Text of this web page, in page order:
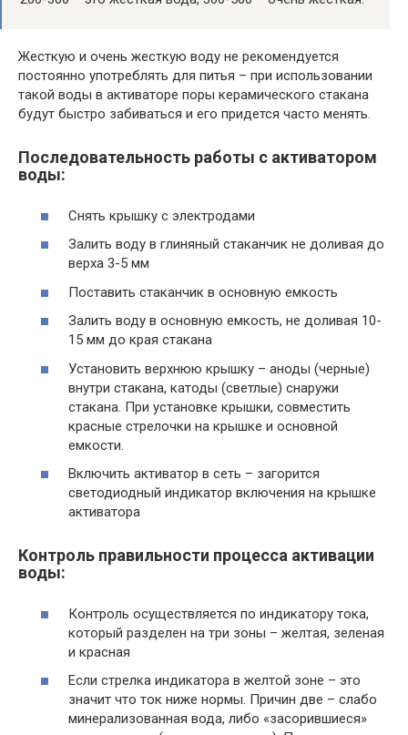
Жесткую и очень жесткую воду не рекомендуется
постоянно употреблять для питья – при использовании
такой воды в активаторе поры керамического стакана
будут быстро забиваться и его придется часто менять.
Последовательность работы с активатором
воды:
Снять крышку с электродами
Залить воду в глиняный стаканчик не доливая до
верха 3-5 мм
Поставить стаканчик в основную емкость
Залить воду в основную емкость, не доливая 10-
15 мм до края стакана
Установить верхнюю крышку – аноды (черные)
внутри стакана, катоды (светлые) снаружи
стакана. При установке крышки, совместить
красные стрелочки на крышке и основной
емкости.
Включить активатор в сеть – загорится
светодиодный индикатор включения на крышке
активатора
Контроль правильности процесса активации
воды:
Контроль осуществляется по индикатору тока,
который разделен на три зоны – желтая, зеленая
и красная
Если стрелка индикатора в желтой зоне – это
значит что ток ниже нормы. Причин две – слабо
минерализованная вода, либо «засорившиеся»